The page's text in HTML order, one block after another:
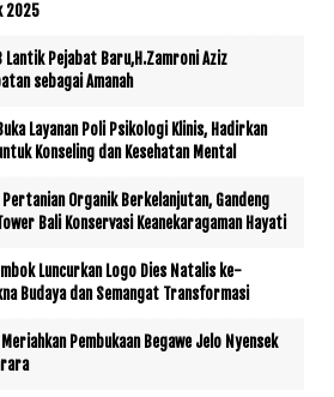
2025
Lantik Pejabat Baru,H.Zamroni Aziz
sebagai Amanah
Layanan Poli Psikologi Klinis, Hadirkan
Konseling dan Kesehatan Mental
Pertanian Organik Berkelanjutan, Gandeng
Bali Konservasi Keanekaragaman Hayati
Luncurkan Logo Dies Natalis ke-
Budaya dan Semangat Transformasi
Pembukaan Begawe Jelo Nyensek